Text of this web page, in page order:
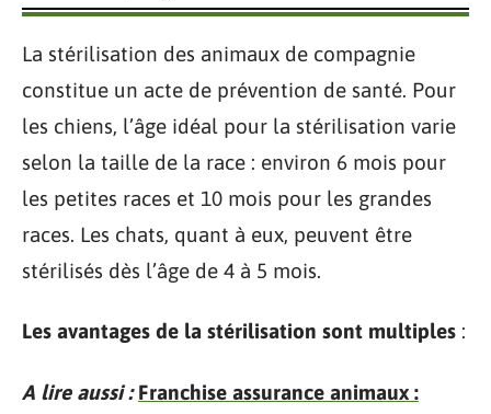
La stérilisation des animaux de compagnie
constitue un acte de prévention de santé. Pour
les chiens, l’âge idéal pour la stérilisation varie
selon la taille de la race : environ 6 mois pour
les petites races et 10 mois pour les grandes
races. Les chats, quant à eux, peuvent être
stérilisés dès l’âge de 4 à 5 mois.
Les avantages de la stérilisation sont multiples :
A lire aussi : Franchise assurance animaux :